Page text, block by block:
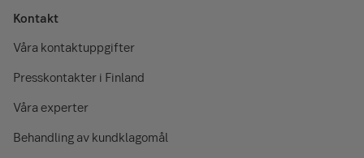
Kontakt
Våra kontaktuppgifter
Presskontakter i Finland
Våra experter
Behandling av kundklagomål